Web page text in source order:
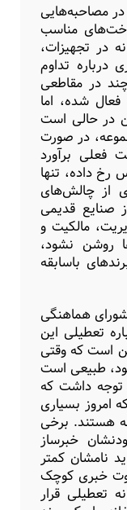
در مصاحبه‌هایی
مناسب
در تجهیزات،
درباره تداوم
در مقاطعی
شده، اما
در حالی است
در صورت
فعلی برآورد
داده، تنها
از چالش‌های
صنایع قدیمی
مالکیت و
روشن نشود،
باسابقه
هماهنگی
تعطیلی این
است که وقتی
طبیعی است
توجه داشت که
امروز بسیاری
هستند. برخی
خبرساز
نامشان کمتر
خبری کوچک
تعطیلی قرار